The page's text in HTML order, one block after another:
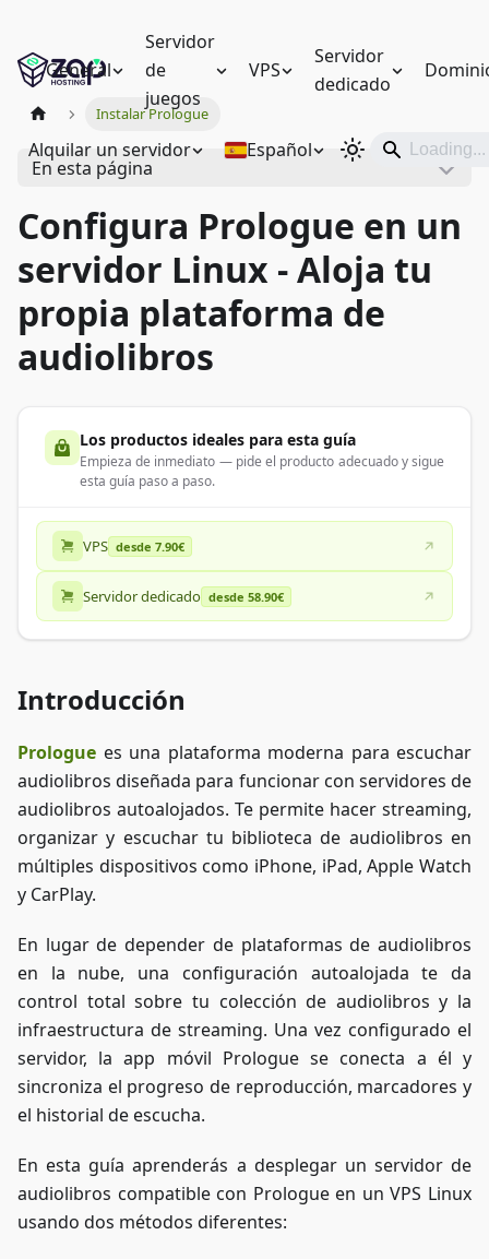
General
Servidor
de
juegos
VPS
Servidor
dedicado
Alquilar un servidor Español
Instalar Prologue
En esta página
Configura Prologue en un
servidor Linux - Aloja tu
propia plataforma de
audiolibros
Los productos ideales para esta guía
Empieza de inmediato — pide el producto adecuado y sigue
esta guía paso a paso.
VPS desde 7.90€
Servidor dedicado desde 58.90€
Introducción
Prologue es una plataforma moderna para escuchar
audiolibros diseñada para funcionar con servidores de
audiolibros autoalojados. Te permite hacer streaming,
organizar y escuchar tu biblioteca de audiolibros en
múltiples dispositivos como iPhone, iPad, Apple Watch
y CarPlay.
En lugar de depender de plataformas de audiolibros
en la nube, una configuración autoalojada te da
control total sobre tu colección de audiolibros y la
infraestructura de streaming. Una vez configurado el
servidor, la app móvil Prologue se conecta a él y
sincroniza el progreso de reproducción, marcadores y
el historial de escucha.
En esta guía aprenderás a desplegar un servidor de
audiolibros compatible con Prologue en un VPS Linux
usando dos métodos diferentes: